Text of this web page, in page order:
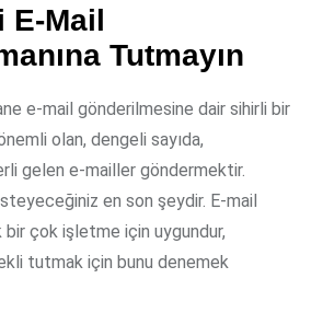
E-Mail
Tutmayın
e-mail gönderilmesine dair sihirli bir
olan, dengeli sayıda,
gelen e-mailler göndermektir.
en son şeydir. E-mail
bir çok işletme için uygundur,
tutmak için bunu denemek